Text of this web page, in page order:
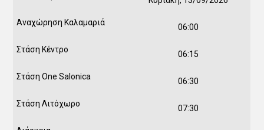
06:00
06:15
06:30
07:30